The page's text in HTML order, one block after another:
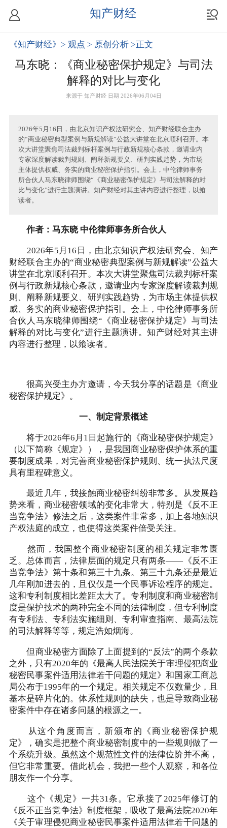
知产财经
《知产财经》 > 观点 > 原创分析 >正文
马东晓：《商业秘密保护规定》与司法
解释的对比与变化
来源于 知产财经 日期 2026年06月04日
2026年5月16日，由北京知识产权法研究会、知产财经联合主办
的“商业秘密典型案例与新规解读”公益大讲堂在北京顺利召开。本
次大讲堂聚焦司法裁判标杆案例与行政新规核心条款，邀请业内
专家深度解读裁判规则、阐释新规要义、研判实践趋势，为市场
主体提供权威、务实的商业秘密保护指引。会上，中伦律师事务
所合伙人马东晓律师围绕“《商业秘密保护规定》与司法解释的对
比与变化”进行主题演讲。知产财经对其主讲内容进行整理，以飨
读者。
作者：马东晓 中伦律师事务所合伙人
2026年5月16日，由北京知识产权法研究会、知产
财经联合主办的“商业秘密典型案例与新规解读”公益大
讲堂在北京顺利召开。本次大讲堂聚焦司法裁判标杆案
例与行政新规核心条款，邀请业内专家深度解读裁判规
则、阐释新规要义、研判实践趋势，为市场主体提供权
威、务实的商业秘密保护指引。会上，中伦律师事务所
合伙人马东晓律师围绕“《商业秘密保护规定》与司法
解释的对比与变化”进行主题演讲。知产财经对其主讲
内容进行整理，以飨读者。
很高兴受主办方邀请，今天我分享的话题是《商业
秘密保护规定》。
一、制定背景概述
将于2026年6月1日起施行的《商业秘密保护规定》
（以下简称《规定》），是我国商业秘密保护体系的重
要制度成果，对完善商业秘密保护规则、统一执法尺度
具有里程碑意义。
最近几年，我接触商业秘密纠纷非常多。从发展趋
势来看，商业秘密领域的变化非常大，特别是《反不正
当竞争法》修法之后，这类案件非常多，加上各地知识
产权法庭的成立，也使得这类案件倍受关注。
然而，我国整个商业秘密制度的相关规定非常匮
乏。总体而言，法律层面的规定只有两条——《反不正
当竞争法》第十条和第三十九条。第三十九条还是最近
几年刚加进去的，且仅仅是一个民事诉讼程序的规定。
这和专利制度相比差距太大了。专利制度和商业秘密制
度是保护技术的两种完全不同的法律制度，但专利制度
有专利法、专利法实施细则、专利审查指南、最高法院
的司法解释等等，规定浩如烟海。
但商业秘密方面除了上面提到的“反法”的两个条款
之外，只有2020年的《最高人民法院关于审理侵犯商业
秘密民事案件适用法律若干问题的规定》和国家工商总
局公布于1995年的一个规定。相关规定不仅数量少，且
基本是碎片化的。体系性规则的缺失，也是导致商业秘
密案件中存在诸多问题的根源之一。
从这个角度而言，新颁布的《商业秘密保护规
定》，确实是把整个商业秘密制度中的一些规则做了一
个系统升级。虽然这个规范性文件的法律位阶并不高，
但它非常重要。借此机会，我把一些个人观察，和各位
朋友作一个分享。
这个《规定》一共31条。它承接了2025年修订的
《反不正当竞争法》制度框架，吸收了最高法院2020年
《关于审理侵犯商业秘密民事案件适用法律若干问题的